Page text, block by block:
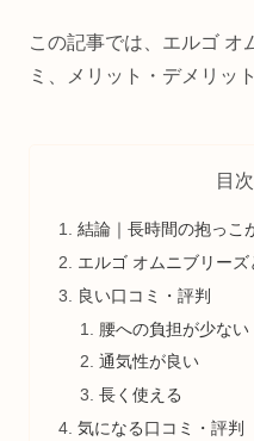
この記事では、エルゴ オ
ミ、メリット・デメリッ
目次
結論｜長時間の抱っこ
エルゴ オムニブリーズ
良い口コミ・評判
腰への負担が少ない
通気性が良い
長く使える
気になる口コミ・評判